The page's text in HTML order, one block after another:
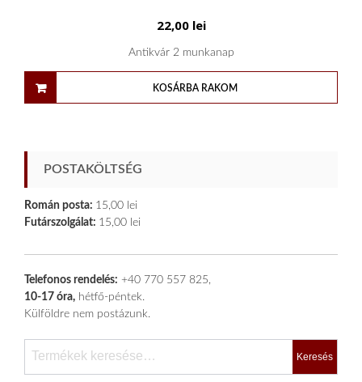
22,00 lei
Antikvár 2 munkanap
KOSÁRBA RAKOM
POSTAKÖLTSÉG
Román posta: 15,00 lei
Futárszolgálat: 15,00 lei
Telefonos rendelés: +40 770 557 825,
10-17 óra, hétfő-péntek.
Külföldre nem postázunk.
Keresés